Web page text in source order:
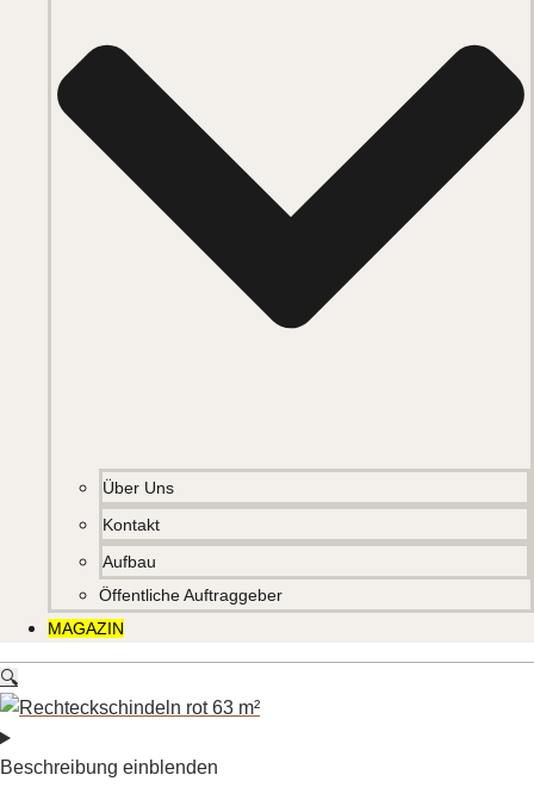
Über Uns
Kontakt
Aufbau
Öffentliche Auftraggeber
MAGAZIN
🔍
Beschreibung einblenden